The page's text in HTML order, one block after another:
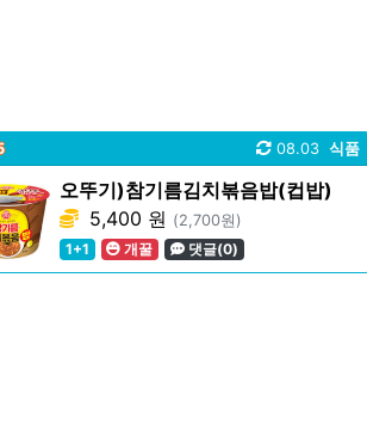
식품
08.03
오뚜기)참기름김치볶음밥(컵밥)
5,400 원 (2,700원)
1+1
개꿀 댓글(0)